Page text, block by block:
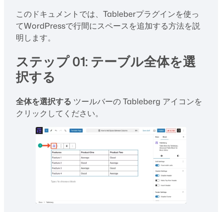
このドキュメントでは、Tableberプラグインを使っ
てWordPressで行間にスペースを追加する方法を説
明します。
ステップ 01: テーブル全体を選
択する
全体を選択する ツールバーの Tableberg アイコンを
クリックしてください。